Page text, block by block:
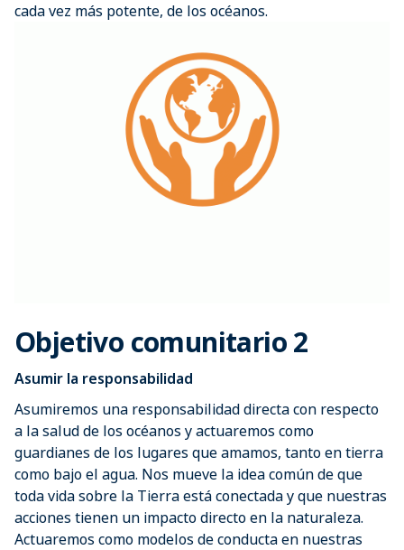
cada vez más potente, de los océanos.
Objetivo comunitario 2
Asumir la responsabilidad
Asumiremos una responsabilidad directa con respecto
a la salud de los océanos y actuaremos como
guardianes de los lugares que amamos, tanto en tierra
como bajo el agua. Nos mueve la idea común de que
toda vida sobre la Tierra está conectada y que nuestras
acciones tienen un impacto directo en la naturaleza.
Actuaremos como modelos de conducta en nuestras